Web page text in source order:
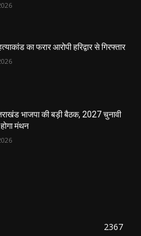
का फरार आरोपी हरिद्वार से गिरफ्तार
भाजपा की बड़ी बैठक, 2027 चुनावी
मंथन
2367